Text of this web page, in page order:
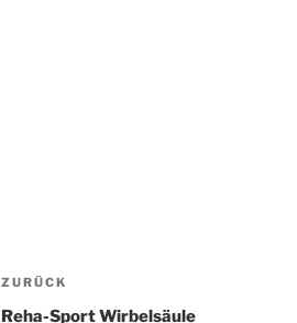
Beitragsnavigation
Vorheriger
Beitrag
ZURÜCK
Reha-Sport Wirbelsäule